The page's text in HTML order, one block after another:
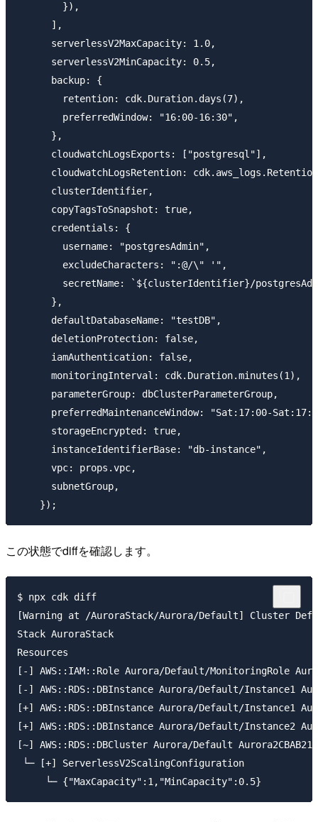
        }),
      ],
      serverlessV2MaxCapacity: 1.0,
      serverlessV2MinCapacity: 0.5,
      backup: {
        retention: cdk.Duration.days(7),
        preferredWindow: "16:00-16:30",
      },
      cloudwatchLogsExports: ["postgresql"],
cloudwatchLogsRetention:
      clusterIdentifier,
      copyTagsToSnapshot: true,
      credentials: {
        username: "postgresAdmin",
        excludeCharacters: ":@/\" '",
secretName: `${clusterIdentifier}/
      },
      defaultDatabaseName: "testDB",
      deletionProtection: false,
      iamAuthentication: false,
      monitoringInterval: cdk.Duration.minutes(1),
      parameterGroup: dbClusterParameterGroup,
preferredMaintenanceWindow: "Sat:17:00-
      storageEncrypted: true,
      instanceIdentifierBase: "db-instance",
      vpc: props.vpc,
      subnetGroup,
この状態でdiffを確認します。
$ npx cdk diff
[Warning at /AuroraStack/Aurora/Default] Cluster
Stack AuroraStack
Resources
[-] AWS::IAM::Role Aurora/Default/MonitoringRole
[-] AWS::RDS::DBInstance Aurora/Default/Instance1
[+] AWS::RDS::DBInstance Aurora/Default/Instance1
[+] AWS::RDS::DBInstance Aurora/Default/Instance2
[~] AWS::RDS::DBCluster Aurora/Default Aurora2CBAB212
└─ [+] ServerlessV2ScalingConfiguration